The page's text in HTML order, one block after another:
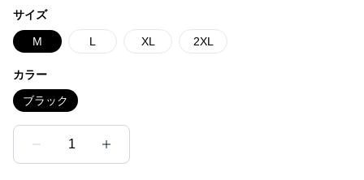
サイズ
M L XL 2XL
カラー
ブラック
1